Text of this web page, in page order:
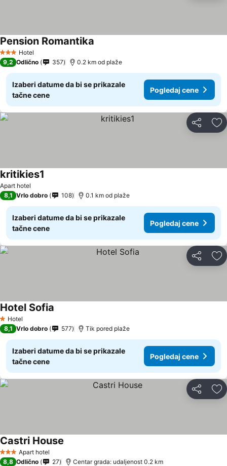
3 Zvezdice
Hotel
Pension Romantika
9,2 Odlično 357 0.2 km od plaže
Izaberi datume da bi se prikazale
tačne cene
Pogledaj cene
Deli
Apart hotel
kritikies1
8,1 Vrlo dobro 108 0.1 km od plaže
Izaberi datume da bi se prikazale
tačne cene
Pogledaj cene
Deli
1 Zvezdice
Hotel
Hotel Sofia
8,1 Vrlo dobro 577 Tik pored plaže
Izaberi datume da bi se prikazale
tačne cene
Pogledaj cene
Deli
3 ZvezdiceApart hotel
Castri House
8,8 Odlično 27 Centar grada: udaljenost 0.2 km